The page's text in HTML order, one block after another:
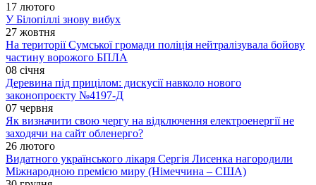
17 лютого
У Білопіллі знову вибух
27 жовтня
На території Сумської громади поліція нейтралізувала бойову
частину ворожого БПЛА
08 січня
Деревина під прицілом: дискусії навколо нового
законопроєкту №4197-Д
07 червня
Як визначити свою чергу на відключення електроенергії не
заходячи на сайт обленерго?
26 лютого
Видатного українського лікаря Сергія Лисенка нагородили
Міжнародною премією миру (Німеччина – США)